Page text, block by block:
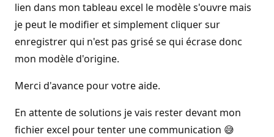
lien dans mon tableau excel le modèle s'ouvre mais
je peut le modifier et simplement cliquer sur
enregistrer qui n'est pas grisé se qui écrase donc
mon modèle d'origine.
Merci d'avance pour votre aide.
En attente de solutions je vais rester devant mon
fichier excel pour tenter une communication 😅